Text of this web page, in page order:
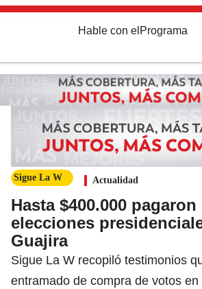
Hable con el Programa
Sigue La W Actualidad
Hasta $400.000
elecciones
Guajira
Sigue La W recopiló testimonios
entramado de compra de votos en